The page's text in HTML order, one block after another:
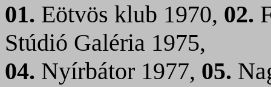
01. Eötvös klub 1970, 02.
Stúdió Galéria 1975,
04. Nyírbátor 1977, 05.